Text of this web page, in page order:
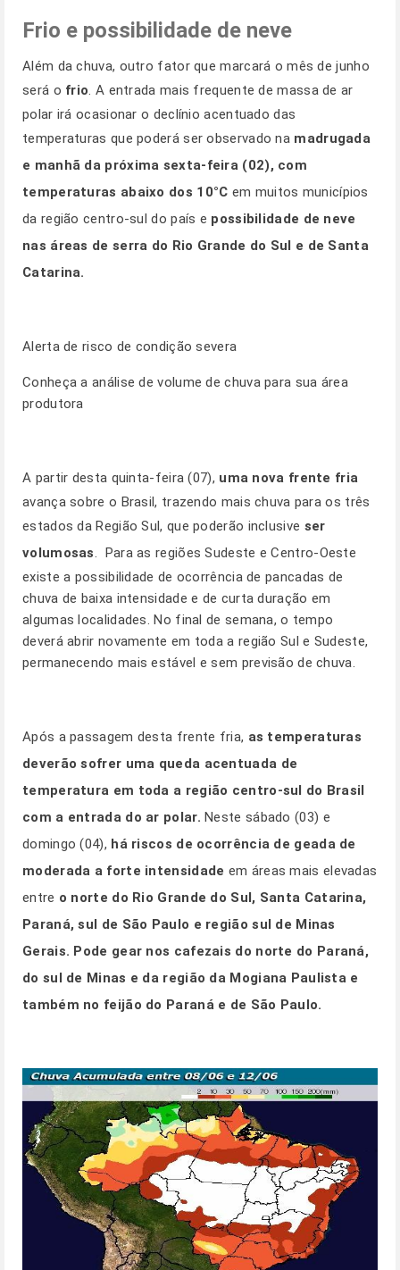
Frio e possibilidade de neve
Além da chuva, outro fator que marcará o mês de junho
será o frio. A entrada mais frequente de massa de ar
polar irá ocasionar o declínio acentuado das
temperaturas que poderá ser observado na madrugada
e manhã da próxima sexta-feira (02), com
temperaturas abaixo dos 10°C em muitos municípios
da região centro-sul do país e possibilidade de neve
nas áreas de serra do Rio Grande do Sul e de Santa
Catarina.
Alerta de risco de condição severa
Conheça a análise de volume de chuva para sua área
produtora
A partir desta quinta-feira (07), uma nova frente fria
avança sobre o Brasil, trazendo mais chuva para os três
estados da Região Sul, que poderão inclusive ser
volumosas. Para as regiões Sudeste e Centro-Oeste
existe a possibilidade de ocorrência de pancadas de
chuva de baixa intensidade e de curta duração em
algumas localidades. No final de semana, o tempo
deverá abrir novamente em toda a região Sul e Sudeste,
permanecendo mais estável e sem previsão de chuva.
Após a passagem desta frente fria, as temperaturas
deverão sofrer uma queda acentuada de
temperatura em toda a região centro-sul do Brasil
com a entrada do ar polar. Neste sábado (03) e
domingo (04), há riscos de ocorrência de geada de
moderada a forte intensidade em áreas mais elevadas
entre o norte do Rio Grande do Sul, Santa Catarina,
Paraná, sul de São Paulo e região sul de Minas
Gerais. Pode gear nos cafezais do norte do Paraná,
do sul de Minas e da região da Mogiana Paulista e
também no feijão do Paraná e de São Paulo.